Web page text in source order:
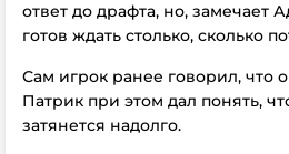
ответ до драфта, но, замечает
готов ждать столько, сколько
Сам игрок ранее говорил, что
Патрик при этом дал понять,
затянется надолго.